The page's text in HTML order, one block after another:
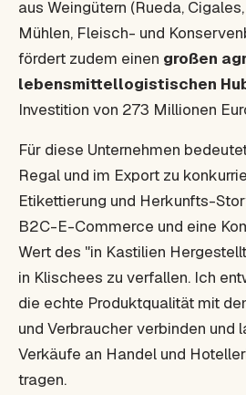
aus Weingütern (Rueda,
Mühlen, Fleisch- und
fördert zudem einen großen
lebensmittellogistischen
Investition von 273 Millionen
Für diese Unternehmen
Regal und im Export zu
Etikettierung und Herkunfts-
B2C-E-Commerce und eine
Wert des "in Kastilien
in Klischees zu verfallen. Ich
die echte Produktqualität mit
und Verbraucher verbinden und
Verkäufe an Handel und
tragen.